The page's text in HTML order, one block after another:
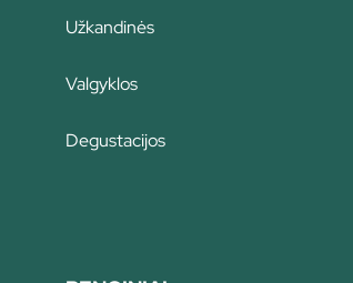
Užkandinės
Valgyklos
Degustacijos